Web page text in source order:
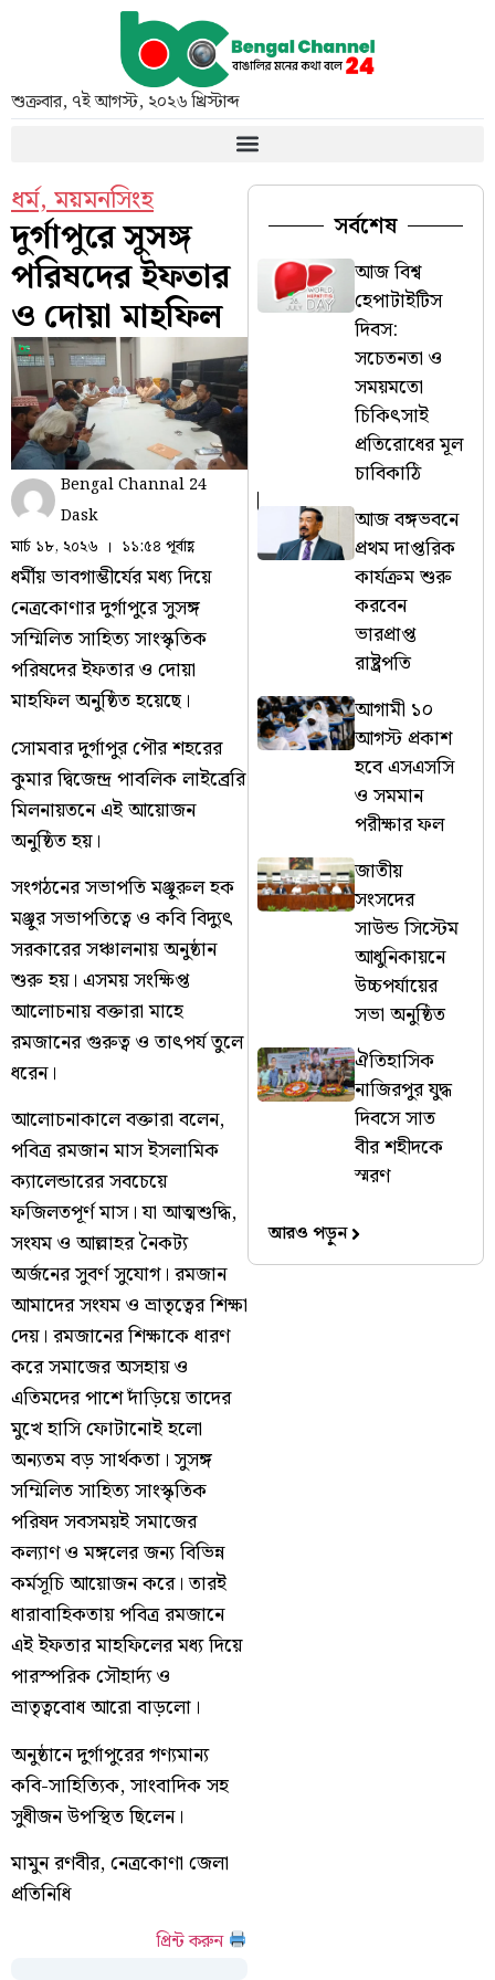
শুক্রবার, ৭ই আগস্ট, ২০২৬ খ্রিস্টাব্দ
ধর্ম,ময়মনসিংহ
দুর্গাপুরে সুসঙ্গ
পরিষদের ইফতার
ও দোয়া মাহফিল
Bengal Channal 24
Dask
মার্চ ১৮, ২০২৬
১১:৫৪ পূর্বাহ্ণ
ধর্মীয় ভাবগাম্ভীর্যের মধ্য দিয়ে
নেত্রকোণার দুর্গাপুরে সুসঙ্গ
সম্মিলিত সাহিত্য সাংস্কৃতিক
পরিষদের ইফতার ও দোয়া
মাহফিল অনুষ্ঠিত হয়েছে।
সোমবার দুর্গাপুর পৌর শহরের
কুমার দ্বিজেন্দ্র পাবলিক লাইব্রেরি
মিলনায়তনে এই আয়োজন
অনুষ্ঠিত হয়।
সংগঠনের সভাপতি মঞ্জুরুল হক
মঞ্জুর সভাপতিত্বে ও কবি বিদ্যুৎ
সরকারের সঞ্চালনায় অনুষ্ঠান
শুরু হয়। এসময় সংক্ষিপ্ত
আলোচনায় বক্তারা মাহে
রমজানের গুরুত্ব ও তাৎপর্য তুলে
ধরেন।
আলোচনাকালে বক্তারা বলেন,
পবিত্র রমজান মাস ইসলামিক
ক্যালেন্ডারের সবচেয়ে
ফজিলতপূর্ণ মাস। যা আত্মশুদ্ধি,
সংযম ও আল্লাহর নৈকট্য
অর্জনের সুবর্ণ সুযোগ। রমজান
আমাদের সংযম ও ভ্রাতৃত্বের শিক্ষা
দেয়। রমজানের শিক্ষাকে ধারণ
করে সমাজের অসহায় ও
এতিমদের পাশে দাঁড়িয়ে তাদের
মুখে হাসি ফোটানোই হলো
অন্যতম বড় সার্থকতা। সুসঙ্গ
সম্মিলিত সাহিত্য সাংস্কৃতিক
পরিষদ সবসময়ই সমাজের
কল্যাণ ও মঙ্গলের জন্য বিভিন্ন
কর্মসূচি আয়োজন করে। তারই
ধারাবাহিকতায় পবিত্র রমজানে
এই ইফতার মাহফিলের মধ্য দিয়ে
পারস্পরিক সৌহার্দ্য ও
ভ্রাতৃত্ববোধ আরো বাড়লো।
অনুষ্ঠানে দুর্গাপুরের গণ্যমান্য
কবি-সাহিত্যিক, সাংবাদিক সহ
সুধীজন উপস্থিত ছিলেন।
মামুন রণবীর, নেত্রকোণা জেলা
প্রতিনিধি
প্রিন্ট করুন
সর্বশেষ
আজ বিশ্ব
হেপাটাইটিস
দিবস:
সচেতনতা ও
সময়মতো
চিকিৎসাই
প্রতিরোধের মূল
চাবিকাঠি
আজ বঙ্গভবনে
প্রথম দাপ্তরিক
কার্যক্রম শুরু
করবেন
ভারপ্রাপ্ত
রাষ্ট্রপতি
আগামী ১০
আগস্ট প্রকাশ
হবে এসএসসি
ও সমমান
পরীক্ষার ফল
জাতীয়
সংসদের
সাউন্ড সিস্টেম
আধুনিকায়নে
উচ্চপর্যায়ের
সভা অনুষ্ঠিত
ঐতিহাসিক
নাজিরপুর যুদ্ধ
দিবসে সাত
বীর শহীদকে
স্মরণ
আরও পড়ুন